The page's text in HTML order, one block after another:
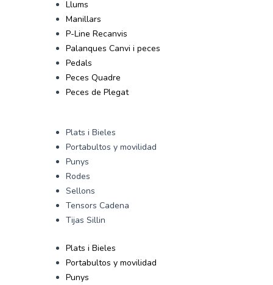
Llums
Manillars
P-Line Recanvis
Palanques Canvi i peces
Pedals
Peces Quadre
Peces de Plegat
Plats i Bieles
Portabultos y movilidad
Punys
Rodes
Sellons
Tensors Cadena
Tijas Sillin
Plats i Bieles
Portabultos y movilidad
Punys